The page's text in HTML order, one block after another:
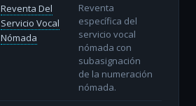
Reventa Del
Servicio Vocal
Nómada
Reventa
específica del
servicio vocal
nómada con
subasignación
de la numeración
nómada.